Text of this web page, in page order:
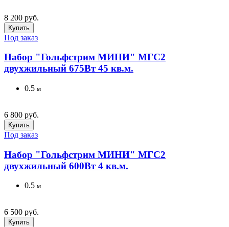
8 200 руб.
Купить
Под заказ
Набор "Гольфстрим МИНИ" МГС2
двухжильный 675Вт 45 кв.м.
0.5 м
6 800 руб.
Купить
Под заказ
Набор "Гольфстрим МИНИ" МГС2
двухжильный 600Вт 4 кв.м.
0.5 м
6 500 руб.
Купить